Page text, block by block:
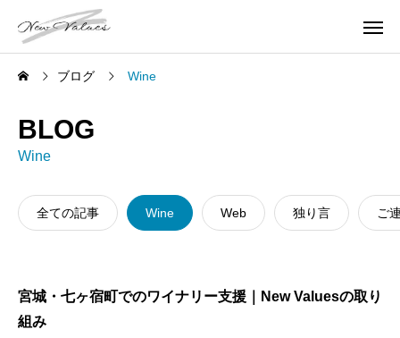
ブログ Wine
BLOG
Wine
全ての記事 Wine Web 独り言 ご
宮城・七ヶ宿町でのワイナリー支援｜New Valuesの取り
組み